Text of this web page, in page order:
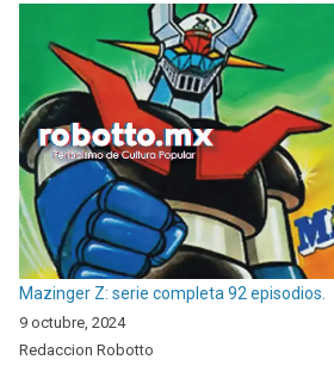
Mazinger Z: serie completa 92 episodios.
9 octubre, 2024
Redaccion Robotto